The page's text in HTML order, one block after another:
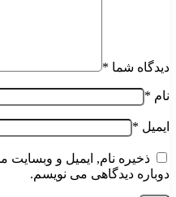
دیدگاه شما *
نام *
ایمیل *
ذخیره نام, ایمیل و وبسایت
دوباره دیدگاهی می نویسم.